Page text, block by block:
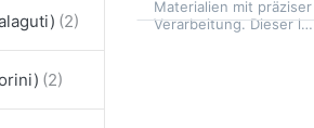
Materialien mit präziser
Verarbeitung. Dieser l…